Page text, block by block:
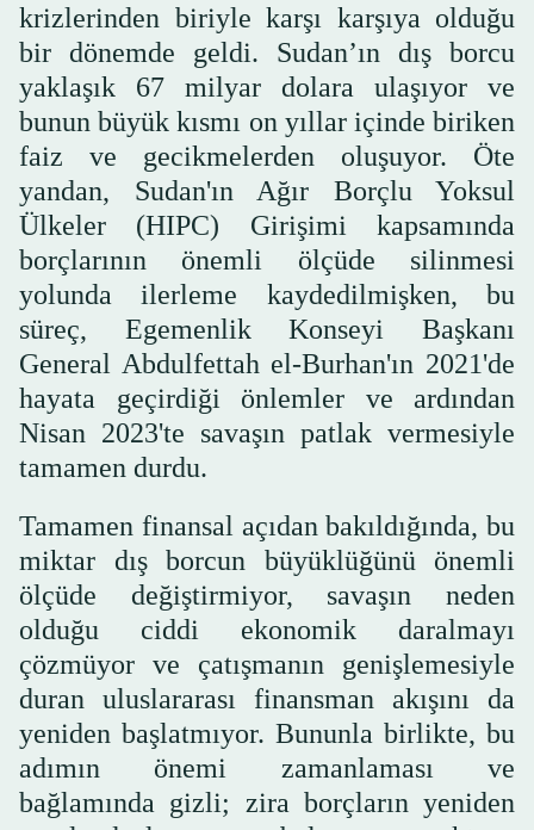
krizlerinden biriyle karşı karşıya olduğu
bir dönemde geldi. Sudan’ın dış borcu
yaklaşık 67 milyar dolara ulaşıyor ve
bunun büyük kısmı on yıllar içinde biriken
faiz ve gecikmelerden oluşuyor. Öte
yandan, Sudan'ın Ağır Borçlu Yoksul
Ülkeler (HIPC) Girişimi kapsamında
borçlarının önemli ölçüde silinmesi
yolunda ilerleme kaydedilmişken, bu
süreç, Egemenlik Konseyi Başkanı
General Abdulfettah el-Burhan'ın 2021'de
hayata geçirdiği önlemler ve ardından
Nisan 2023'te savaşın patlak vermesiyle
tamamen durdu.
Tamamen finansal açıdan bakıldığında, bu
miktar dış borcun büyüklüğünü önemli
ölçüde değiştirmiyor, savaşın neden
olduğu ciddi ekonomik daralmayı
çözmüyor ve çatışmanın genişlemesiyle
duran uluslararası finansman akışını da
yeniden başlatmıyor. Bununla birlikte, bu
adımın önemi zamanlaması ve
bağlamında gizli; zira borçların yeniden